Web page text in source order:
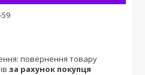
59
повернення товару
за рахунок покупця